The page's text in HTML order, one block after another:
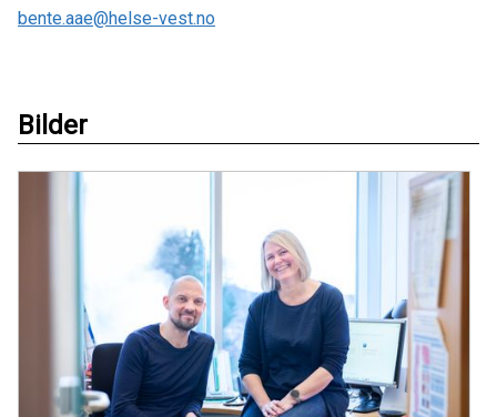
bente.aae@helse-vest.no
Bilder